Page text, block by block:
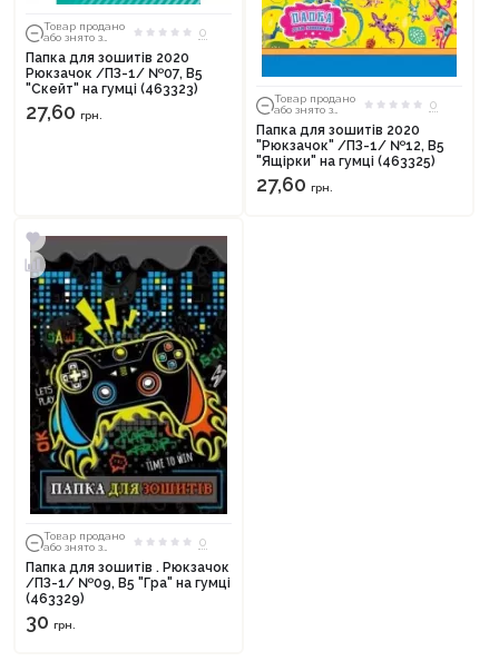
Товар продано
або знято з
0
Папка для зошитів 2020
Рюкзачок /ПЗ-1/ №07, В5
"Скейт" на гумці (463323)
27,60 грн.
Товар продано
або знято з
0
Папка для зошитів 2020
"Рюкзачок" /ПЗ-1/ №12, В5
"Ящірки" на гумці (463325)
27,60 грн.
Товар продано
або знято з
0
Папка для зошитів . Рюкзачок
/ПЗ-1/ №09, В5 "Гра" на гумці
(463329)
30 грн.